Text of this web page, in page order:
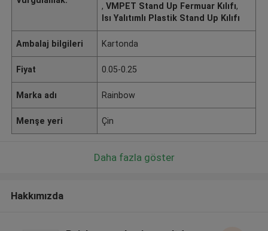
,VMPET Stand Up Fermuar Kılıfı,
Isı Yalıtımlı Plastik Stand Up Kılıfı
Ambalaj bilgileri Kartonda
Fiyat 0.05-0.25
Marka adı Rainbow
Menşe yeri Çin
Daha fazla göster
Hakkımızda